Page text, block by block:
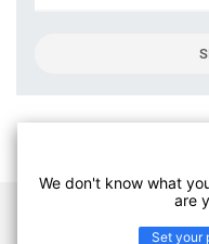
We don't know what
are
Set your